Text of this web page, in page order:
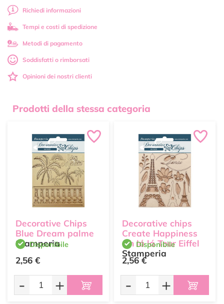
Richiedi informazioni
Tempi e costi di spedizione
Metodi di pagamento
Soddisfatti o rimborsati
Opinioni dei nostri clienti
Prodotti della stessa categoria
Decorative Chips
Blue Dream palme
Stamperia
Disponibile
2,56 €
- +
Decorative chips
Create Happiness
Oh lá lá Tour Eiffel
Stamperia
Disponibile
2,56 €
- +